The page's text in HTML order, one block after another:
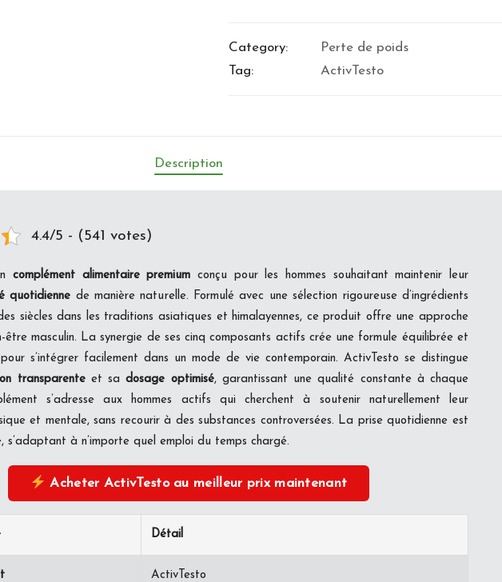
Category:
Perte de poids
Tag:
ActivTesto
Description
4.4/5 - (541 votes)
complément alimentaire premium conçu pour les hommes souhaitant maintenir leur
quotidienne de manière naturelle. Formulé avec une sélection rigoureuse d’ingrédients
siècles dans les traditions asiatiques et himalayennes, ce produit offre une approche
être masculin. La synergie de ses cinq composants actifs crée une formule équilibrée et
s’intégrer facilement dans un mode de vie contemporain. ActivTesto se distingue
transparenteet sadosage optimisé, garantissant une qualité constante à chaque
s’adresse aux hommes actifs qui cherchent à soutenir naturellement leur
et mentale, sans recourir à des substances controversées. La prise quotidienne est
s’adaptant à n’importe quel emploi du temps chargé.
Acheter ActivTesto au meilleur prix maintenant
Détail
ActivTesto